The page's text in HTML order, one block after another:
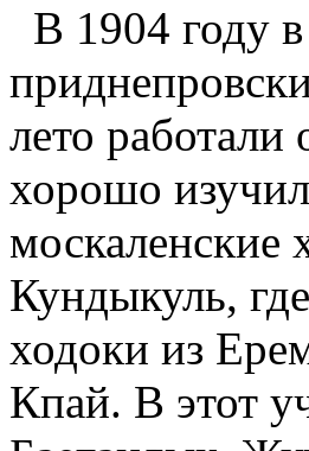
В 1904 году
лето работали
хорошо
москаленские
Кундыкуль,
ходоки из
Кпай. В этот